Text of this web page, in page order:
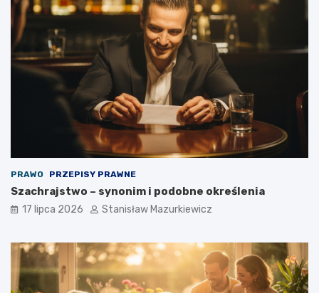
PRAWO PRZEPISY PRAWNE
Szachrajstwo – synonim i podobne określenia
17 lipca 2026 Stanisław Mazurkiewicz